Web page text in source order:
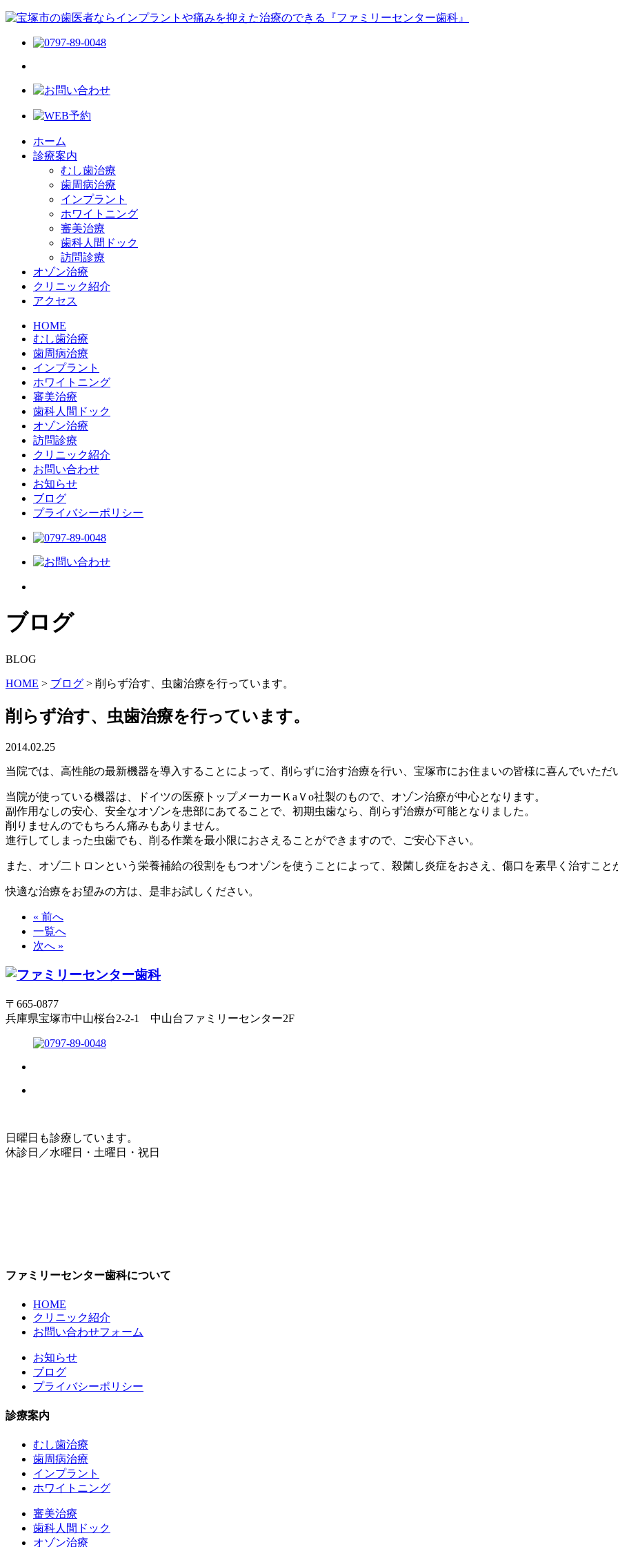
ホーム
診療案内
むし歯治療
歯周病治療
インプラント
ホワイトニング
審美治療
歯科人間ドック
訪問診療
オゾン治療
クリニック紹介
アクセス
HOME
むし歯治療
歯周病治療
インプラント
ホワイトニング
審美治療
歯科人間ドック
オゾン治療
訪問診療
クリニック紹介
お問い合わせ
お知らせ
ブログ
プライバシーポリシー
ブログ
BLOG
HOME > ブログ > 削らず治す、虫歯治療を行っています。
削らず治す、虫歯治療を行っています。
2014.02.25
当院では、高性能の最新機器を導入することによって、削らずに治す治療を行い、宝塚市にお住まいの皆様に喜んでいただ
当院が使っている機器は、ドイツの医療トップメーカーＫaＶo社製のもので、オゾン治療が中心となります。
副作用なしの安心、安全なオゾンを患部にあてることで、初期虫歯なら、削らず治療が可能となりました。
削りませんのでもちろん痛みもありません。
進行してしまった虫歯でも、削る作業を最小限におさえることができますので、ご安心下さい。
また、オゾ二トロンという栄養補給の役割をもつオゾンを使うことによって、殺菌し炎症をおさえ、傷口を素早く治すこと
快適な治療をお望みの方は、是非お試しください。
« 前へ
一覧へ
次へ »
〒665-0877
兵庫県宝塚市中山桜台2-2-1 中山台ファミリーセンター2F
日曜日も診療しています。
休診日／水曜日・土曜日・祝日
ファミリーセンター歯科について
HOME
クリニック紹介
お問い合わせフォーム
お知らせ
ブログ
プライバシーポリシー
診療案内
むし歯治療
歯周病治療
インプラント
ホワイトニング
審美治療
歯科人間ドック
オゾン治療